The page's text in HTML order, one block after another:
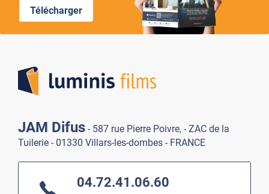
Télécharger
JAM Difus - 587 rue Pierre Poivre, - ZAC de la
Tuilerie - 01330 Villars-les-dombes - FRANCE
04.72.41.06.60